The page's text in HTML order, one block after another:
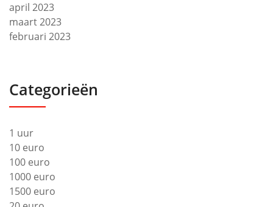
april 2023
maart 2023
februari 2023
Categorieën
1 uur
10 euro
100 euro
1000 euro
1500 euro